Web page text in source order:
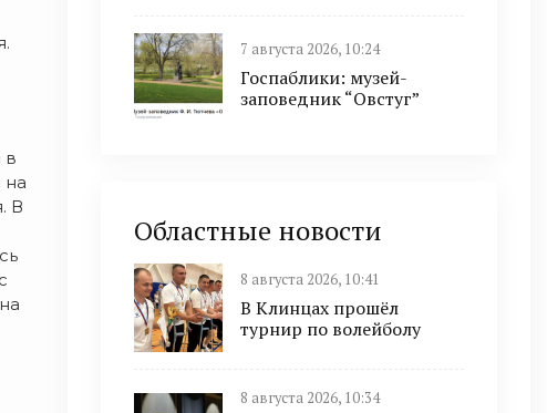
в
на
В
7 августа 2026, 10:24
Госпаблики: музей-
заповедник “Овстуг”
Областные новости
8 августа 2026, 10:41
В Клинцах прошёл
турнир по волейболу
8 августа 2026, 10:34